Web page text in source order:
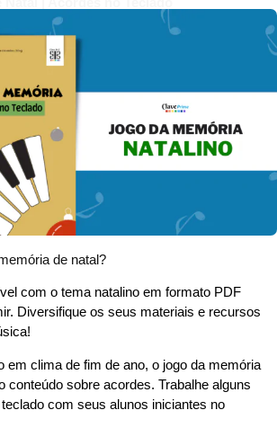
de natal?
com o tema natalino em formato PDF
Diversifique os seus materiais e recursos
em clima de fim de ano, o jogo da memória
conteúdo sobre acordes. Trabalhe alguns
com seus alunos iniciantes no